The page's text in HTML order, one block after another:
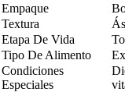
Empaque
Textura
Etapa De Vida
Tipo De Alimento
Condiciones
Especiales